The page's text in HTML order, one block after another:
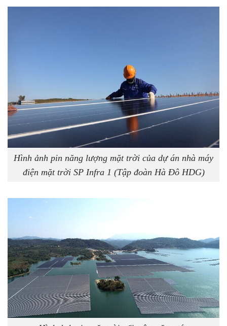
Hình ảnh pin năng lượng mặt trời của dự án nhà máy
điện mặt trời SP Infra 1 (Tập đoàn Hà Đô HDG)